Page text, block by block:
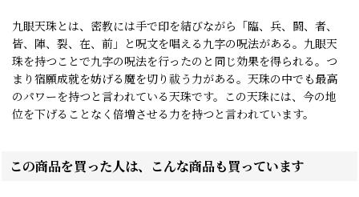
九眼天珠とは、密教には手で印を結びながら「臨、兵、闘、者、
皆、陣、裂、在、前」と呪文を唱える九字の呪法がある。九眼天
珠を持つことで九字の呪法を行ったのと同じ効果を得られる。つ
まり宿願成就を妨げる魔を切り祓う力がある。天珠の中でも最高
のパワーを持つと言われている天珠です。この天珠には、今の地
位を下げることなく倍増させる力を持つと言われています。
この商品を買った人は、こんな商品も買っています